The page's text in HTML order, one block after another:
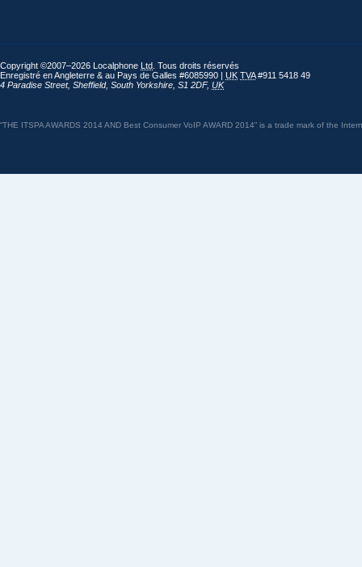
Copyright ©2007–2026 Localphone Ltd . Tous droits réservés
Enregistré en Angleterre & au Pays de Galles #6085990 | UK TVA#911 5418 49
4 Paradise Street, Sheffield, South Yorkshire S1 2DF, UK
“THE ITSPA AWARDS 2014 AND Best Consumer VoIP AWARD 2014” is a trade mark of the